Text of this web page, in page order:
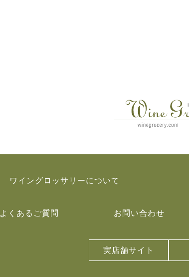
ワイングロッサリーについて
よくあるご質問 お問い合わせ
実店舗サイト